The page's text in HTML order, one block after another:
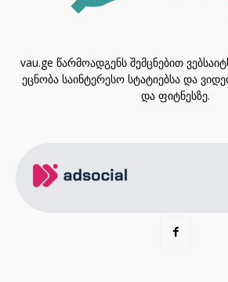
vau.ge წარმოადგენს შემცნებით
ეცნობა საინტერესო სტატიებსა და
და ფიტნესზე.